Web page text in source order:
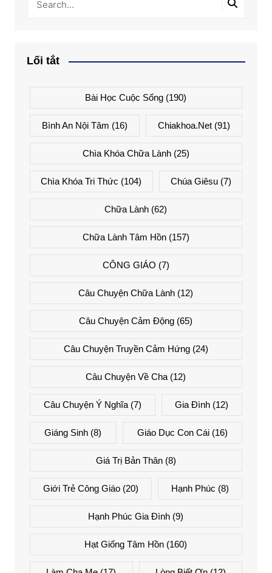
Lối tắt
Bài Học Cuộc Sống (190)
Bình An Nội Tâm (16) Chiakhoa.net (91)
Chìa Khóa Chữa Lành(25)
Chìa Khóa Tri Thức (104) Chúa Giêsu(7)
Chữa Lành (62)
Chữa Lành Tâm Hồn(157)
CÔNG GIÁO (7)
Câu Chuyện Chữa Lành (12)
Câu Chuyện Cảm Động (65)
Câu Chuyện Truyền Cảm Hứng(24)
Câu Chuyện Về Cha (12)
Câu Chuyện Ý Nghĩa(7) Gia Đình (12)
Giáng Sinh (8) Giáo Dục Con Cái(16)
Giá Trị Bản Thân(8)
Giới Trẻ Công Giáo(20) Hạnh Phúc (8)
Hạnh Phúc Gia Đình (9)
Hạt Giống Tâm Hồn (160)